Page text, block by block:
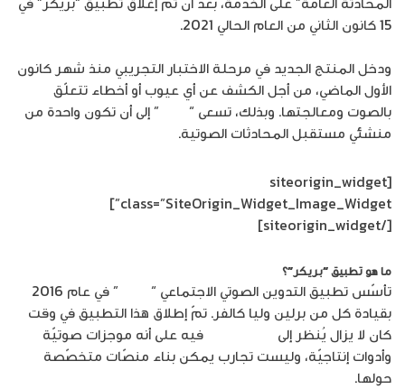
15 كانون الثاني من العام الحالي 2021.
ودخل المنتج الجديد في مرحلة الاختبار التجريبي منذ شهر كانون
الأول الماضي، من أجل الكشف عن أي عيوب أو أخطاء تتعلّق
بالصوت ومعالجتها. وبذلك، تسعى “
” إلى أن تكون واحدة من
منشئي مستقبل المحادثات الصوتية.
[siteorigin_widget
class=”SiteOrigin_Widget_Image_Widget”]
[/siteorigin_widget]
ما هو تطبيق “بريكر”؟
تأسّس تطبيق التدوين الصوتي الاجتماعي “
” في عام 2016
بقيادة كل من برلين وليا كالفر. تمّ إطلاق هذا التطبيق في وقت
كان لا يزال يُنظر إلى
فيه على أنه موجزات صوتيّة
وأدوات إنتاجيّة، وليست تجارب يمكن بناء منصّات متخصّصة
حولها.